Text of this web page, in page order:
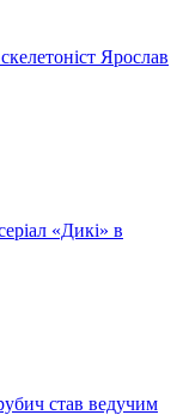
Ярослав
«Дикі» в
став ведучим